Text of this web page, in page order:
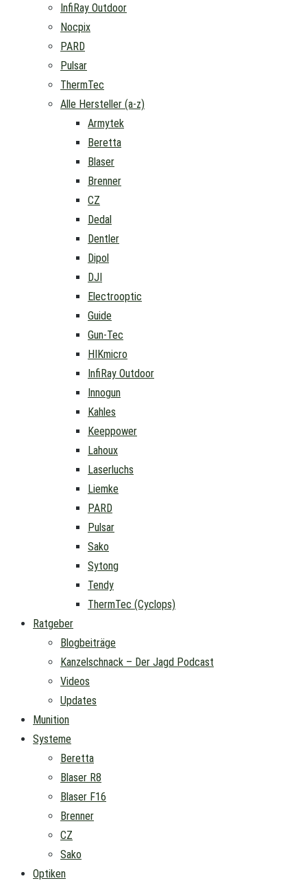
InfiRay Outdoor
Nocpix
PARD
Pulsar
ThermTec
Alle Hersteller (a-z)
Armytek
Beretta
Blaser
Brenner
CZ
Dedal
Dentler
Dipol
DJI
Electrooptic
Guide
Gun-Tec
HIKmicro
InfiRay Outdoor
Innogun
Kahles
Keeppower
Lahoux
Laserluchs
Liemke
PARD
Pulsar
Sako
Sytong
Tendy
ThermTec (Cyclops)
Ratgeber
Blogbeiträge
Kanzelschnack – Der Jagd Podcast
Videos
Updates
Munition
Systeme
Beretta
Blaser R8
Blaser F16
Brenner
CZ
Sako
Optiken